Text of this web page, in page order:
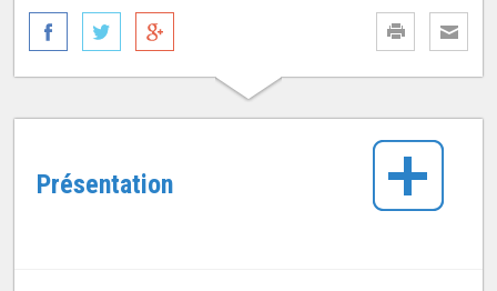
Présentation